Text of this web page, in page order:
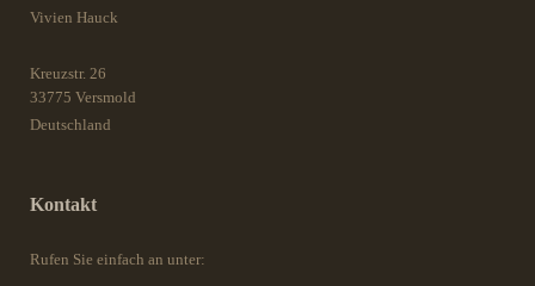
Vivien Hauck
Kreuzstr. 26
33775 Versmold
Deutschland
Kontakt
Rufen Sie einfach an unter: